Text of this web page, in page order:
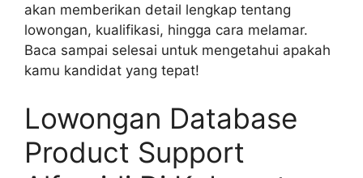
akan memberikan detail lengkap tentang
lowongan, kualifikasi, hingga cara melamar.
Baca sampai selesai untuk mengetahui apakah
kamu kandidat yang tepat!
Lowongan Database
Product Support